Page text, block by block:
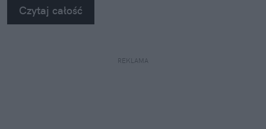
Czytaj całość
REKLAMA